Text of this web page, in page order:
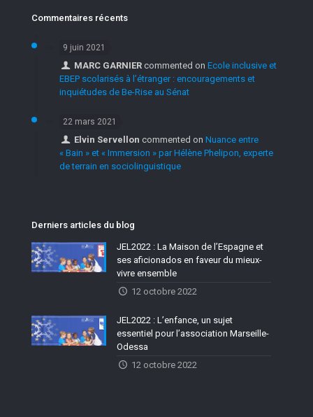
Commentaires récents
9 juin 2021
MARC GARNIER commented onEcole inclusive et
EBEP scolarisés à l’étranger : encouragements et
inquiétudes de Be-Rise au Sénat
22 mars 2021
Elvin Servellon commented onNuance entre
« Bain » et « Immersion » par Hélène Phelipon, experte
de terrain en sociolinguistique
Derniers articles du blog
JEL2022 : La Maison de l’Espagne et
ses aficionados en faveur du mieux-
vivre ensemble
12 octobre 2022
JEL2022 : L’enfance, un sujet
essentiel pour l’association Marseille-
Odessa
12 octobre 2022